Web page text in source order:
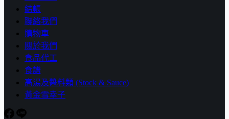
結帳
聯絡我們
購物車
關於我們
食品代工
食譜
高湯及醬料類 (Stock & Sauce)
黃金雪幸子